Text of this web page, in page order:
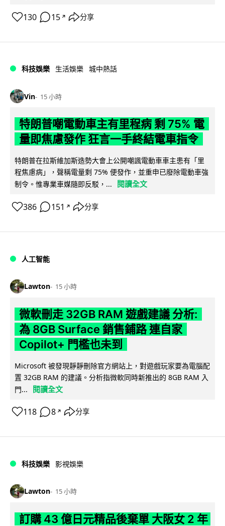
130 15 ↗ 分享
科技娛樂 生活娛樂 城中熱話
Vin 15 小時
特朗普嘲電動車主有里程病 剩 75% 電
量即焦慮發作 狂言一手終結電車指令
特朗普在拉斯維加斯造勢大會上公開嘲諷電動車車主患有「里
程焦慮病」，聲稱電量剩 75% 便發作，並重申已廢除電動車強
制令。惟專業車媒隨即反駁，...
閱讀全文
386 151 ↗ 分享
人工智能
Lawton 15 小時
微軟刪走 32GB RAM 遊戲建議 分析:
為 8GB Surface 銷售鋪路 連自家
Copilot+ 門檻也未到
Microsoft 被發現靜靜刪除官方網站上，對遊戲玩家要為電腦配
置 32GB RAM 的建議。分析指微軟同時新推出的 8GB RAM 入
門...
閱讀全文
118 8 ↗ 分享
科技娛樂 影視娛樂
Lawton 15 小時
訂購 43 億日元精品後棄單 大阪女 2 年